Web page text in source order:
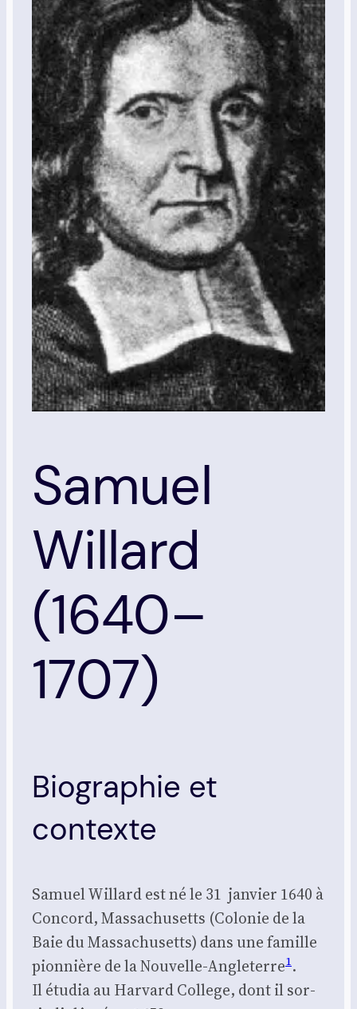
Samuel
Willard
(1640–
1707)
Biographie et
contexte
Samuel Willard est né le 31 jan­vier 1640 à
Concord, Mas­sa­chu­setts (Colo­nie de la
Baie du Mas­sa­chu­setts) dans une famille
pion­nière de la Nouvelle‑Angleterre1.
Il étu­dia au Har­vard Col­lege, dont il sor­